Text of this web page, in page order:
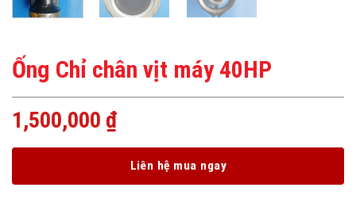
Ống Chỉ chân vịt máy 40HP
1,500,000 ₫
Liên hệ mua ngay